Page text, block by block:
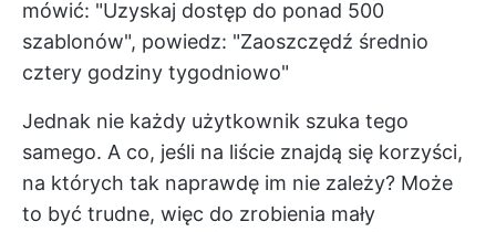
mówić: "Uzyskaj dostęp do ponad 500
szablonów", powiedz: "Zaoszczędź średnio
cztery godziny tygodniowo"
Jednak nie każdy użytkownik szuka tego
samego. A co, jeśli na liście znajdą się korzyści,
na których tak naprawdę im nie zależy? Może
to być trudne, więc do zrobienia mały